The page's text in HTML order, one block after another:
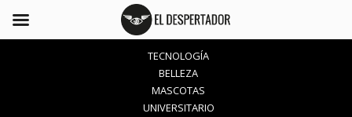
TECNOLOGÍA
BELLEZA
MASCOTAS
UNIVERSITARIO